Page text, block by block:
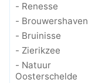
- Renesse
- Brouwershaven
- Bruinisse
- Zierikzee
- Natuur
Oosterschelde